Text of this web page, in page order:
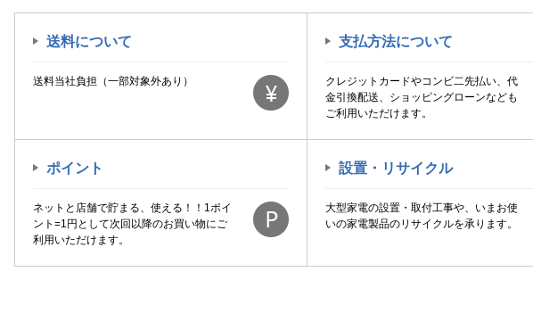
送料について
送料当社負担（一部対象外あり）
支払方法について
クレジットカードやコンビ二先払い、代
金引換配送、ショッピングローンなども
ご利用いただけます。
ポイント
ネットと店舗で貯まる、使える！！1ポイ
ント=1円として次回以降のお買い物にご
利用いただけます。
設置・リサイクル
大型家電の設置・取付工事や、いまお使
いの家電製品のリサイクルを承ります。